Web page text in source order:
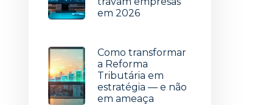
em 2026
Como transformar
a Reforma
Tributária em
estratégia — e não
em ameaça